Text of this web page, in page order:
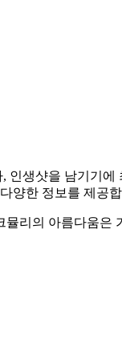
생샷을 남기기에
양한 정보를 제공
리의 아름다움은